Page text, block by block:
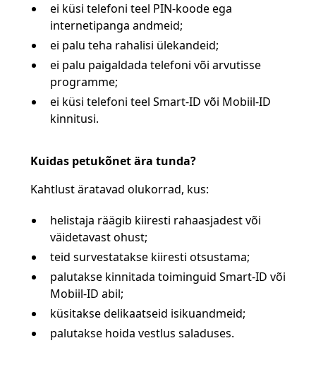
ei küsi telefoni teel PIN-koode ega
internetipanga andmeid;
ei palu teha rahalisi ülekandeid;
ei palu paigaldada telefoni või arvutisse
programme;
ei küsi telefoni teel Smart-ID või Mobiil-ID
kinnitusi.
Kuidas petukõnet ära tunda?
Kahtlust äratavad olukorrad, kus:
helistaja räägib kiiresti rahaasjadest või
väidetavast ohust;
teid survestatakse kiiresti otsustama;
palutakse kinnitada toiminguid Smart-ID või
Mobiil-ID abil;
küsitakse delikaatseid isikuandmeid;
palutakse hoida vestlus saladuses.